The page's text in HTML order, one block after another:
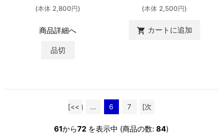
(本体 2,800円)
商品詳細へ
品切
(本体 2,500円)
 カートに追加
[<< 前
... 6 7
[次
61から72を表示中 (商品の数: 84)